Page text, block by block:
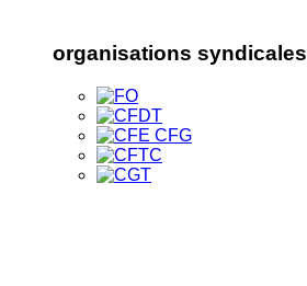
organisations syndicales